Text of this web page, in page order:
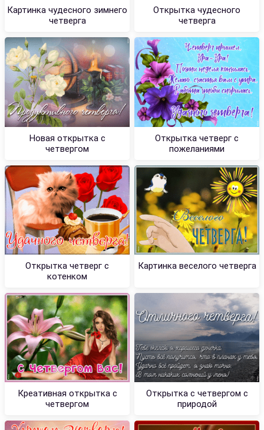
Картинка чудесного зимнего
четверга
Открытка чудесного
четверга
Новая открытка с
четвергом
Открытка четверг с
пожеланиями
Открытка четверг с
котенком
Картинка веселого четверга
Креативная открытка с
четвергом
Открытка с четвергом с
природой